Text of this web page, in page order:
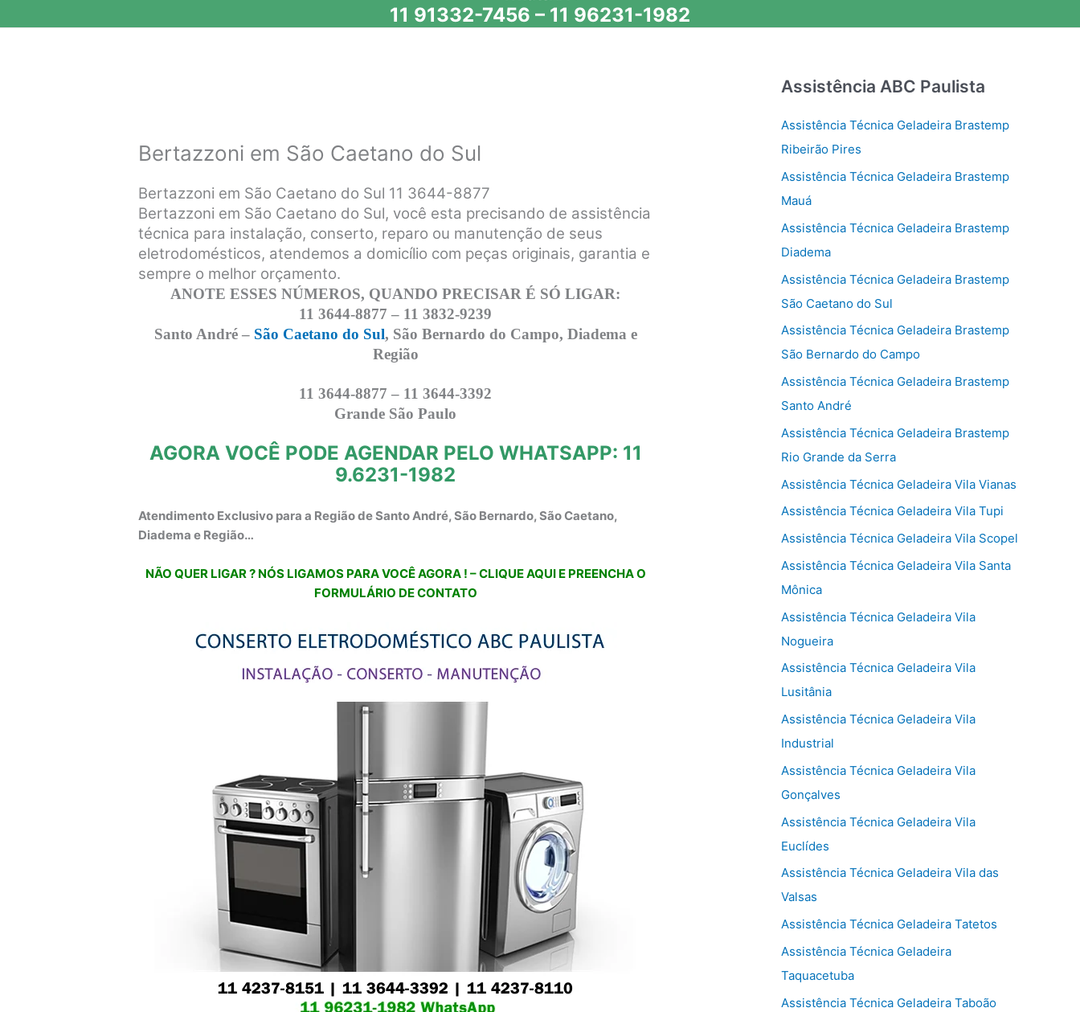
11 91332-7456 – 11 96231-1982
Bertazzoni em São Caetano do Sul
Bertazzoni em São Caetano do Sul 11 3644-8877
Bertazzoni em São Caetano do Sul, você esta precisando de assistência
técnica para instalação, conserto, reparo ou manutenção de seus
eletrodomésticos, atendemos a domicílio com peças originais, garantia e
sempre o melhor orçamento.
ANOTE ESSES NÚMEROS, QUANDO PRECISAR É SÓ LIGAR:
11 3644-8877 – 11 3832-9239
Santo André – São Caetano do Sul, São Bernardo do Campo, Diadema e
Região
11 3644-8877 – 11 3644-3392
Grande São Paulo
AGORA VOCÊ PODE AGENDAR PELO WHATSAPP: 11
9.6231-1982
Atendimento Exclusivo para a Região de Santo André, São Bernardo, São Caetano,
Diadema e Região…
NÃO QUER LIGAR ? NÓS LIGAMOS PARA VOCÊ AGORA ! – CLIQUE AQUI E PREENCHA O
FORMULÁRIO DE CONTATO
Assistência ABC Paulista
Assistência Técnica Geladeira Brastemp
Ribeirão Pires
Assistência Técnica Geladeira Brastemp
Mauá
Assistência Técnica Geladeira Brastemp
Diadema
Assistência Técnica Geladeira Brastemp
São Caetano do Sul
Assistência Técnica Geladeira Brastemp
São Bernardo do Campo
Assistência Técnica Geladeira Brastemp
Santo André
Assistência Técnica Geladeira Brastemp
Rio Grande da Serra
Assistência Técnica Geladeira Vila Vianas
Assistência Técnica Geladeira Vila Tupi
Assistência Técnica Geladeira Vila Scopel
Assistência Técnica Geladeira Vila Santa
Mônica
Assistência Técnica Geladeira Vila
Nogueira
Assistência Técnica Geladeira Vila
Lusitânia
Assistência Técnica Geladeira Vila
Industrial
Assistência Técnica Geladeira Vila
Gonçalves
Assistência Técnica Geladeira Vila
Euclídes
Assistência Técnica Geladeira Vila das
Valsas
Assistência Técnica Geladeira Tatetos
Assistência Técnica Geladeira
Taquacetuba
Assistência Técnica Geladeira Taboão